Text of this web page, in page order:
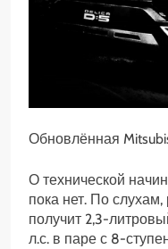
Обновлённая
О технической
пока нет. По
получит 2,3-
л.с. в паре с 8-